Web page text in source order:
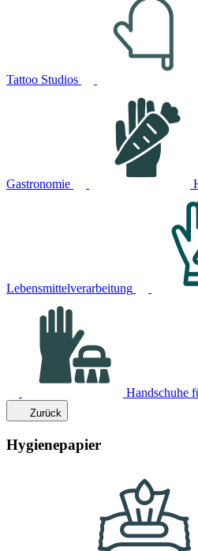
Tattoo Studios
Gastronomie
Lebensmittelverarbeitung
Handschuhe
Zurück
Hygienepapier